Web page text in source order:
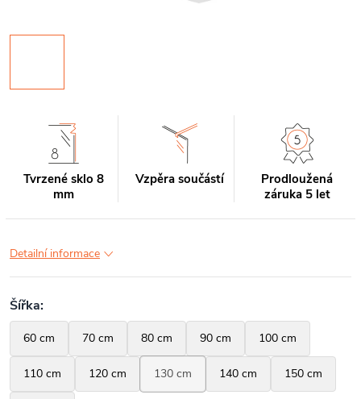
Tvrzené sklo 8
mm
Vzpěra součástí
Prodloužená
záruka 5 let
Detailní informace